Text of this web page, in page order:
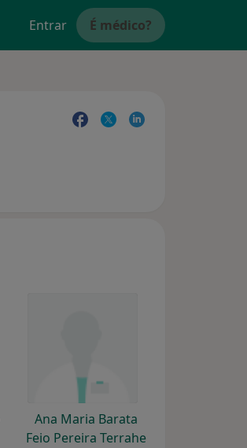
Entrar É médico?
Ana Maria Barata
Feio Pereira Terrahe